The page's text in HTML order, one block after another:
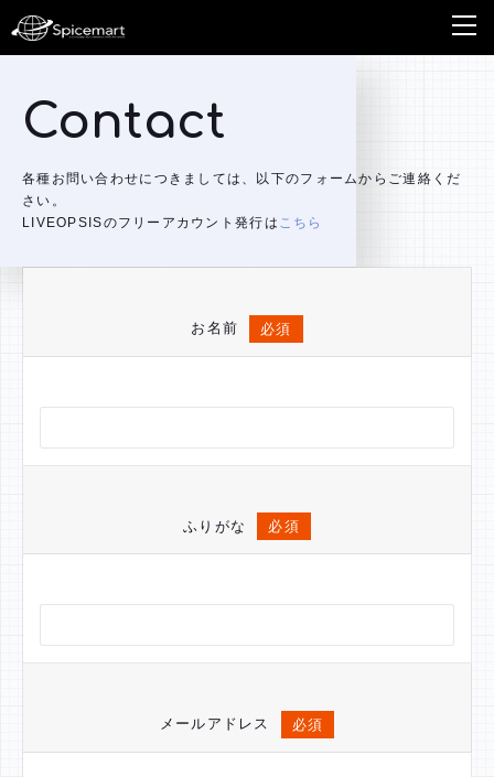
Contact
各種お問い合わせにつきましては、以下のフォームからご連絡くだ
さい。
LIVEOPSISのフリーアカウント発行は こちら
お名前 必須
ふりがな 必須
メールアドレス 必須